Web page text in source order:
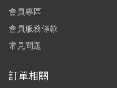
會員專區
會員服務條款
常見問題
訂單相關